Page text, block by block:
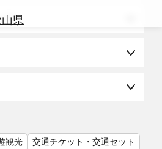
県
ア
観光
交通チケット・交通セット